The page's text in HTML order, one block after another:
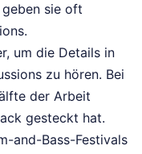
sie oft
um die Details in
zu hören. Bei
der Arbeit
gesteckt hat.
and-Bass-Festivals